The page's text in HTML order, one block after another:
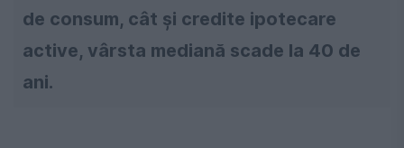
de consum, cât și credite ipotecare
active, vârsta mediană scade la 40 de
ani.